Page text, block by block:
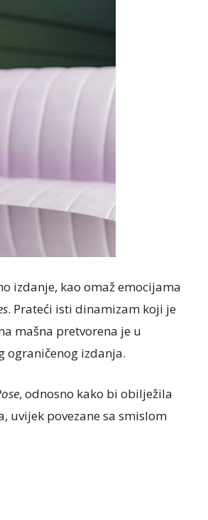
izdanje, kao omaž emocijama
. Prateći isti dinamizam koji je
mašna pretvorena je u
ograničenog izdanja.
, odnosno kako bi obilježila
uvijek povezane sa smislom